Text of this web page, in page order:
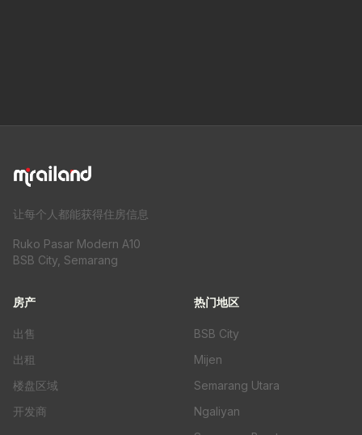
让每个人都能获得住房信息
Ruko Pasar Modern A10
BSB City, Semarang
房产
出售
出租
楼盘区域
开发商
热门地区
BSB City
Mijen
Semarang Utara
Ngaliyan